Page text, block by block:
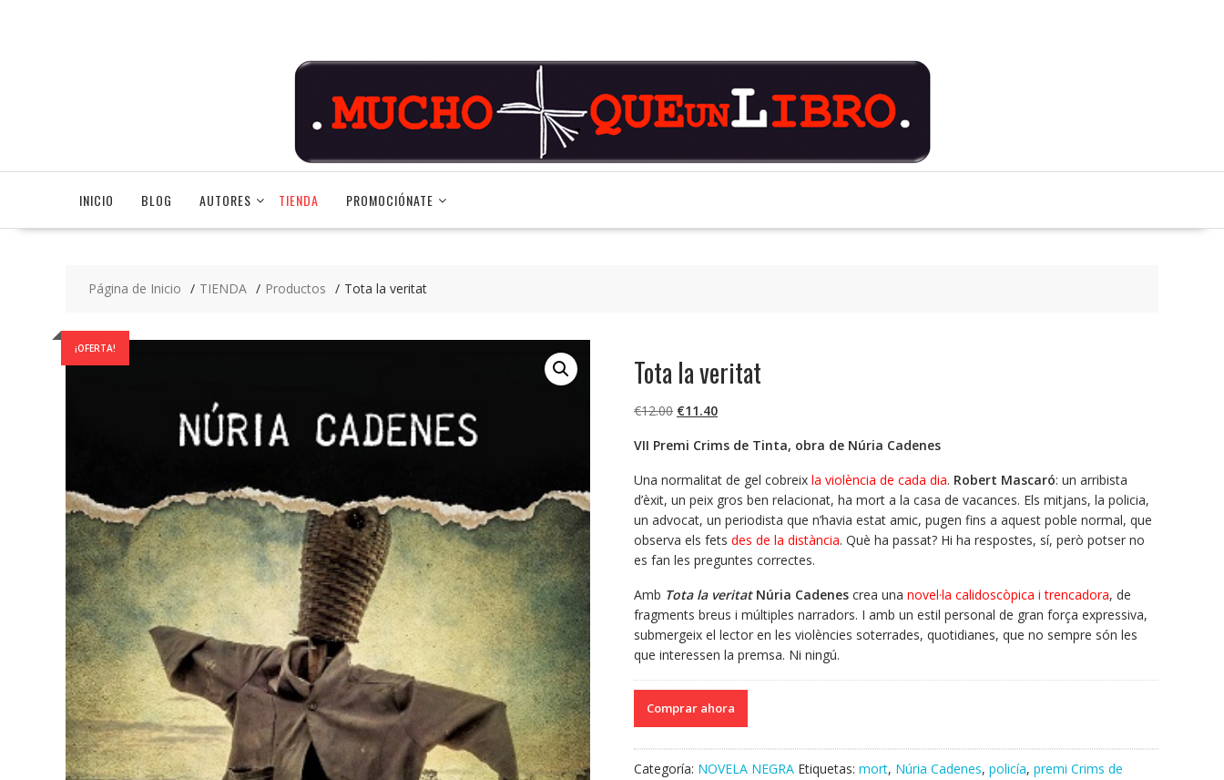
INICIO BLOG AUTORES TIENDA PROMOCIÓNATE
Página de Inicio TIENDA Productos Tota la veritat
¡OFERTA!
Tota la veritat
€12.00 El
original
€12.00.
€11.40El
actual
€11.40.
VII Premi Crims de Tinta, obra de Núria Cadenes
Una normalitat de gel cobreix la violència de cada dia. Robert Mascaró: un arribista
d’èxit, un peix gros ben relacionat, ha mort a la casa de vacances. Els mitjans, la policia,
un advocat, un periodista que n’havia estat amic, pugen fins a aquest poble normal, que
observa els fets des de la distància. Què ha passat? Hi ha respostes, sí, però potser no
es fan les preguntes correctes.
Amb Tota la veritat Núria Cadenes crea una novel·la calidoscòpica i trencadora, de
fragments breus i múltiples narradors. I amb un estil personal de gran força expressiva,
submergeix el lector en les violències soterrades, quotidianes, que no sempre són les
que interessen la premsa. Ni ningú.
Comprar ahora
Categoría: NOVELA NEGRA Etiquetas: mort, Núria Cadenes, policía, premi Crims de